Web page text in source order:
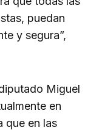
puedan
y segura”,
Miguel
en
que en las